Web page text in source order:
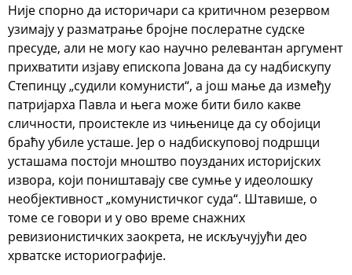
Није спорно да историчари са критичном резервом
узимају у разматрање бројне послератне судске
пресуде, али не могу као научно релевантан аргумент
прихватити изјаву епископа Јована да су надбискупу
Степинцу „судили комунисти“, а још мање да између
патријарха Павла и њега може бити било какве
сличности, проистекле из чињенице да су обојици
браћу убиле усташе. Јер о надбискуповој подршци
усташама постоји мноштво поузданих историјских
извора, који поништавају све сумње у идеолошку
необјективност „комунистичког суда“. Штавише, о
томе се говори и у ово време снажних
ревизионистичких заокрета, не искључујући део
хрватске историографије.